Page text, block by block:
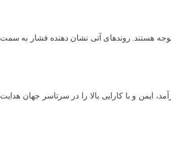
هستند. روندهای آتی نشان دهنده فشار به سمت
ایمن و با کارایی بالا را در سرتاسر جهان هدایت